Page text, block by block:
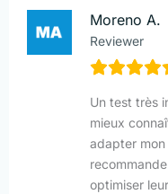
Moreno A.
Reviewer
Un test très
mieux
adapter
optimiser